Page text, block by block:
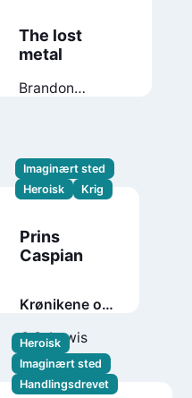
The lost
metal
Brandon
Imaginært sted
Heroisk
Krig
Prins
Caspian
Krønikene om
C.S. Lewis
Heroisk
Imaginært sted
Handlingsdrevet